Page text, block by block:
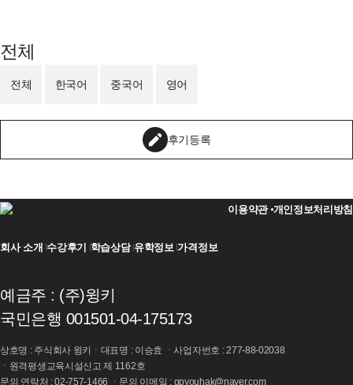
전체
전체 한국어 중국어 영어
후기등록
이용약관 개인정보처리방침
회사 소개 수강후기 학습상담 유학정보 가격정보
예금주 : (주)윙키
국민은행 001501-04-175173
상호명 : 주식회사 윙키ㆍ대표명 : 이승효 ㆍ사업자번호 : 277-88-02038
ㆍ원격평생교육시설신고 제 1162호
문의 연락처 : 02-757-1466 ㆍ문의 이메일 : gpyouhak@naver.com